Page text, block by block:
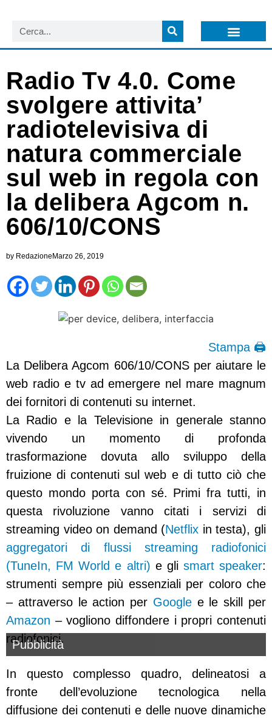
Radio Tv 4.0. Come
svolgere attivita’
radiotelevisiva di
natura commerciale
sul web in regola con
la delibera Agcom n.
606/10/CONS
by Redazione Marzo 26, 2019
Stampa 🖨
La Delibera Agcom 606/10/CONS per aiutare le
web radio e tv ad emergere nel mare magnum
dei fornitori di contenuti su internet.
La Radio e la Televisione in generale stanno
vivendo un momento di profonda
trasformazione dovuta allo sviluppo della
fruizione di contenuti sul web e di tutto ciò che
questo mondo porta con sé. Primi fra tutti, in
questa rivoluzione vanno citati i servizi di
streaming video on demand (Netflix in testa), gli
aggregatori di flussi streaming radiofonici
(TuneIn, FM World e altri) e gli smart speaker:
strumenti sempre più essenziali per coloro che
– attraverso le action per Googlee le skill per
Amazon – vogliono diffondere i propri contenuti
radiofonici.
Pubblicità
In questo complesso quadro, delineatosi a
fronte dell’evoluzione tecnologica nella
diffusione dei contenuti e delle nuove dinamiche